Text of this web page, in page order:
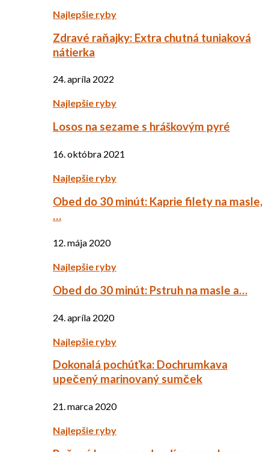
Najlepšie ryby
Zdravé raňajky: Extra chutná tuniaková
nátierka
24. apríla 2022
Najlepšie ryby
Losos na sezame s hráškovým pyré
16. októbra 2021
Najlepšie ryby
Obed do 30 minút: Kaprie filety na masle,
…
12. mája 2020
Najlepšie ryby
Obed do 30 minút: Pstruh na masle a…
24. apríla 2020
Najlepšie ryby
Dokonalá pochúťka: Dochrumkava
upečený marinovaný sumček
21. marca 2020
Najlepšie ryby